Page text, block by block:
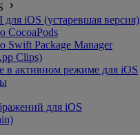
iOS (устаревшая версия)
CocoaPods
Package Manager
Clips)
в активном режиме для iOS
для iOS